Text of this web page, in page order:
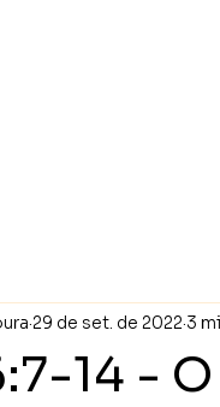
14 -
29 de set. de 2022 3